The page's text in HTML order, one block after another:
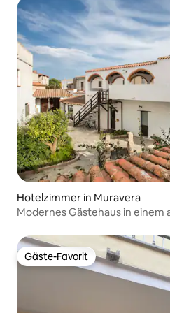
Hotelzimmer in Muravera
Modernes Gästehaus in einem
Gäste-Favorit
Gäste-Favorit